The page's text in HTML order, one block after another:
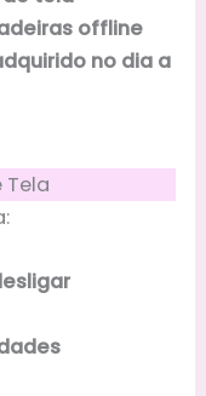
offline
no dia a
Tela